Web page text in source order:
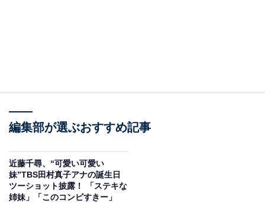
編集部が選ぶおすすめ記事
近藤千尋、“可愛い可愛い
妹”TBS田村真子アナの誕生日
ツーショット披露！ 「ステキな
姉妹」「このコンビすきー」